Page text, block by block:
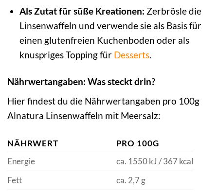
Als Zutat für süße Kreationen: Zerbrösle die
Linsenwaffeln und verwende sie als Basis für
einen glutenfreien Kuchenboden oder als
knuspriges Topping für Desserts.
Nährwertangaben: Was steckt drin?
Hier findest du die Nährwertangaben pro 100g
Alnatura Linsenwaffeln mit Meersalz:
NÄHRWERT
PRO 100G
Energie
ca. 1550 kJ / 367 kcal
Fett
ca. 2,7 g